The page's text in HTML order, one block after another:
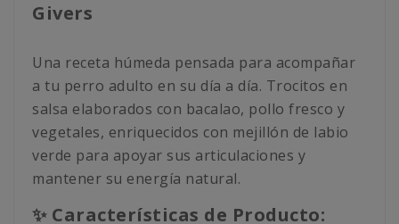
Givers
Una receta húmeda pensada para acompañar
a tu perro adulto en su día a día. Trocitos en
salsa elaborados con bacalao, pollo fresco y
vegetales, enriquecidos con mejillón de labio
verde para apoyar sus articulaciones y
mantener su energía natural.
✨ Características de Producto: